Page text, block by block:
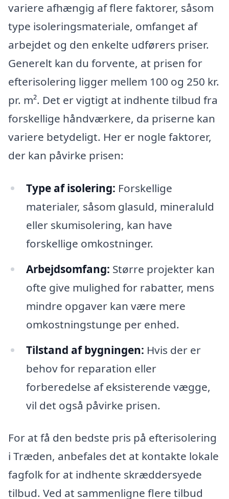
variere afhængig af flere faktorer, såsom
type isoleringsmateriale, omfanget af
arbejdet og den enkelte udførers priser.
Generelt kan du forvente, at prisen for
efterisolering ligger mellem 100 og 250 kr.
pr. m². Det er vigtigt at indhente tilbud fra
forskellige håndværkere, da priserne kan
variere betydeligt. Her er nogle faktorer,
der kan påvirke prisen:
Type af isolering: Forskellige
materialer, såsom glasuld, mineraluld
eller skumisolering, kan have
forskellige omkostninger.
Arbejdsomfang: Større projekter kan
ofte give mulighed for rabatter, mens
mindre opgaver kan være mere
omkostningstunge per enhed.
Tilstand af bygningen: Hvis der er
behov for reparation eller
forberedelse af eksisterende vægge,
vil det også påvirke prisen.
For at få den bedste pris på efterisolering
i Træden, anbefales det at kontakte lokale
fagfolk for at indhente skræddersyede
tilbud. Ved at sammenligne flere tilbud